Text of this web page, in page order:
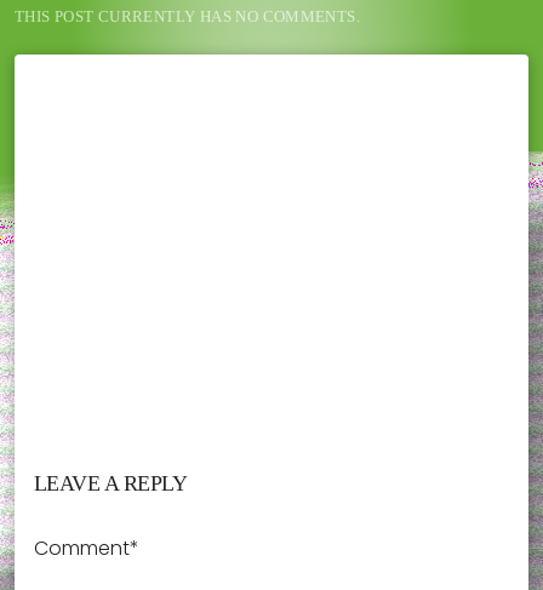
THIS POST CURRENTLY HAS NO COMMENTS.
LEAVE A REPLY
Comment*